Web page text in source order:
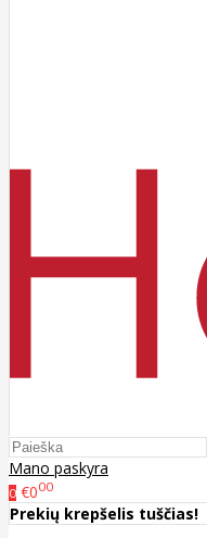
Mano paskyra
0 €000
Prekių krepšelis tuščias!